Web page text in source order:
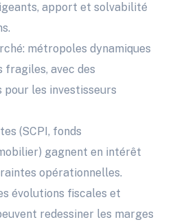
apport et solvabilité
métropoles dynamiques
fragiles, avec des
les investisseurs
(SCPI, fonds
gagnent en intérêt
opérationnelles.
évolutions fiscales et
redessiner les marges